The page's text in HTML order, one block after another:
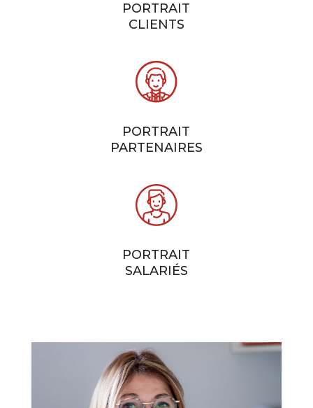
PORTRAIT
CLIENTS
PORTRAIT
PARTENAIRES
PORTRAIT
SALARIÉS